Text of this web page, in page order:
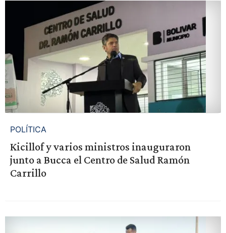
POLÍTICA
Kicillof y varios ministros inauguraron
junto a Bucca el Centro de Salud Ramón
Carrillo